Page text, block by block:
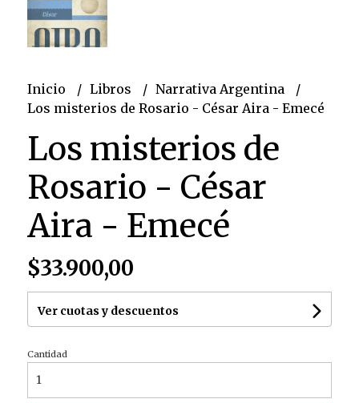
Inicio Libros
Narrativa Argentina
Los misterios de Rosario - César Aira - Emecé
Los misterios de
Rosario - César
Aira - Emecé
$33.900,00
Ver cuotas y descuentos
Cantidad